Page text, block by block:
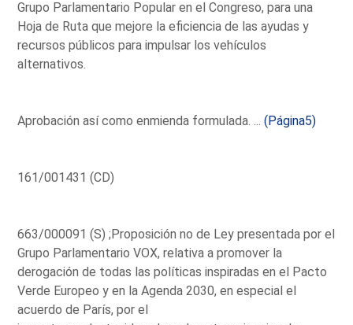
Grupo Parlamentario Popular en el Congreso, para una
Hoja de Ruta que mejore la eficiencia de las ayudas y
recursos públicos para impulsar los vehículos
alternativos.
Aprobación así como enmienda formulada. ...(Página5)
161/001431 (CD)
663/000091 (S) ;Proposición no de Ley presentada por el
Grupo Parlamentario VOX, relativa a promover la
derogación de todas las políticas inspiradas en el Pacto
Verde Europeo y en la Agenda 2030, en especial el
acuerdo de París, por el